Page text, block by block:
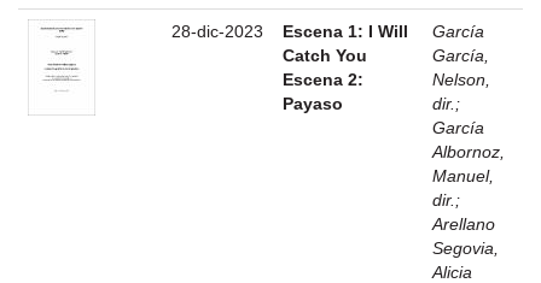
28-dic-2023
Escena 1: I Will
Catch You
Escena 2:
Payaso
García
García,
Nelson,
dir. ;
García
Albornoz,
Manuel,
dir. ;
Arellano
Segovia,
Alicia